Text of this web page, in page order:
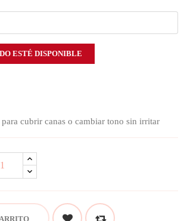
ESTÉ DISPONIBLE
cubrir canas o cambiar tono sin irritar